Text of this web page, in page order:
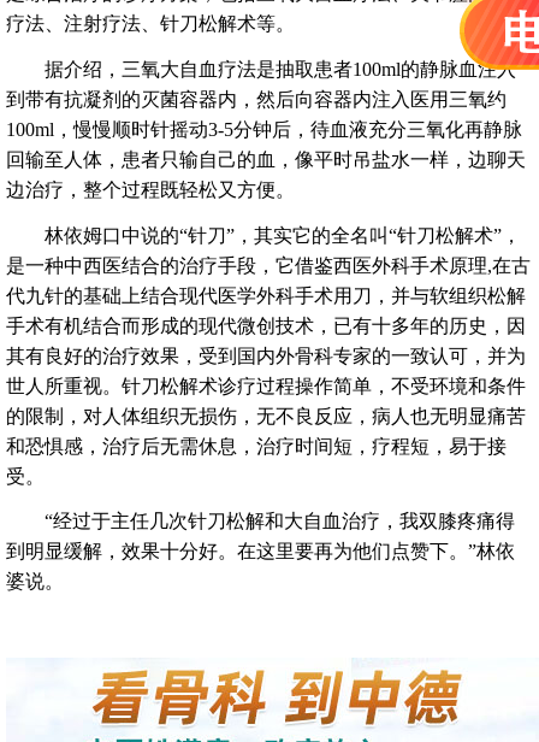
疗法、注射疗法、针刀松解术等。
据介绍，三氧大自血疗法是抽取患者100ml的静脉血注入
到带有抗凝剂的灭菌容器内，然后向容器内注入医用三氧约
100ml，慢慢顺时针摇动3-5分钟后，待血液充分三氧化再静脉
回输至人体，患者只输自己的血，像平时吊盐水一样，边聊天
边治疗，整个过程既轻松又方便。
林依姆口中说的“针刀”，其实它的全名叫“针刀松解术”，
是一种中西医结合的治疗手段，它借鉴西医外科手术原理,在古
代九针的基础上结合现代医学外科手术用刀，并与软组织松解
手术有机结合而形成的现代微创技术，已有十多年的历史，因
其有良好的治疗效果，受到国内外骨科专家的一致认可，并为
世人所重视。针刀松解术诊疗过程操作简单，不受环境和条件
的限制，对人体组织无损伤，无不良反应，病人也无明显痛苦
和恐惧感，治疗后无需休息，治疗时间短，疗程短，易于接
受。
“经过于主任几次针刀松解和大自血治疗，我双膝疼痛得
到明显缓解，效果十分好。在这里要再为他们点赞下。”林依
婆说。